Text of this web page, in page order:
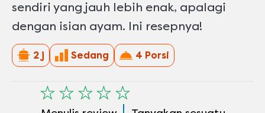
sendiri yang jauh lebih enak, apalagi
dengan isian ayam. Ini resepnya!
2 j Sedang 4 Porsi
Tidak
ada